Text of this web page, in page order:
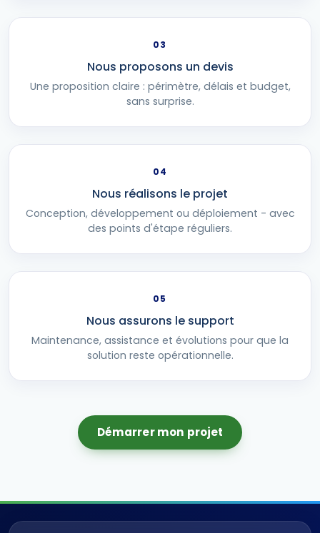
03
Nous proposons un devis
Une proposition claire : périmètre, délais et budget,
sans surprise.
04
Nous réalisons le projet
Conception, développement ou déploiement - avec
des points d'étape réguliers.
05
Nous assurons le support
Maintenance, assistance et évolutions pour que la
solution reste opérationnelle.
Démarrer mon projet